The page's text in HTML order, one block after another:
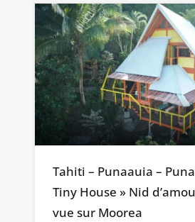
Tahiti – Punaauia –
Tiny House » Nid
vue sur Moorea